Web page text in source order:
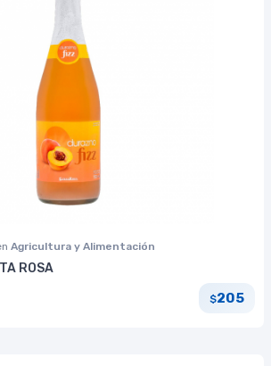
Agricultura y Alimentación
ROSA
$205